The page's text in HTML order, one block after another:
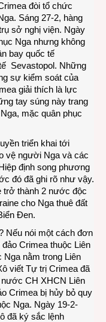
đòi tổ chức
Sáng 27-2, hàng
sở nghị viện. Ngày
Nga nhưng không
bay quốc tế
Sevastopol. Những
sự kiểm soát của
giải thích là lực
tay súng này trang
mặc quân phục
triển khai tới
vệ người Nga và các
định song phương
đó đã ghi rõ như vậy.
trở thành 2 nước độc
cho Nga thuê đất
Đen.
Nếu nói một cách đơn
Crimea thuộc Liên
nằm trong Liên
viết Tự trị Crimea đã
CH XHCN Liên
Crimea bị hủy bỏ quy
Nga. Ngày 19-2-
đã ký sắc lệnh